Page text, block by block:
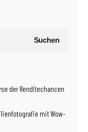
Suchen
der Renditechancen
mit Wow-